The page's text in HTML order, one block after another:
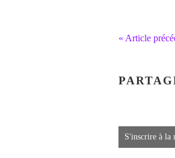
« Article
S'inscrire à la